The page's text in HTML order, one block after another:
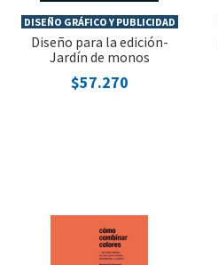
DISEÑO GRÁFICO Y PUBLICIDAD
Diseño para la edición-
Jardín de monos
$57.270